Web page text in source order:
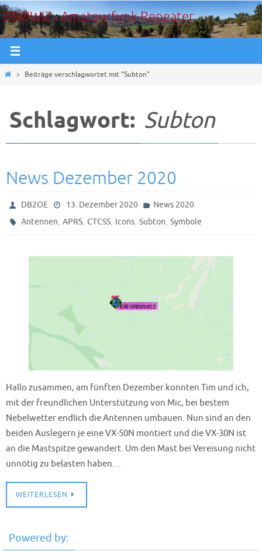
Zum
Inhalt
springen
DBØWIZ - Amateurfunk Repeater
StartBeiträge verschlagwortet mit "Subton"
Schlagwort: Subton
News Dezember 2020
DB2OE 13. Dezember 2020
News 2020
Antennen,APRS,CTCSS, Icons,Subton,Symbole
Hallo zusammen, am fünften Dezember konnten Tim und ich,
mit der freundlichen Unterstützung von Mic, bei bestem
Nebelwetter endlich die Antennen umbauen. Nun sind an den
beiden Auslegern je eine VX-50N montiert und die VX-30N ist
an die Mastspitze gewandert. Um den Mast bei Vereisung nicht
unnötig zu belasten haben…
WEITERLESEN
Powered by: